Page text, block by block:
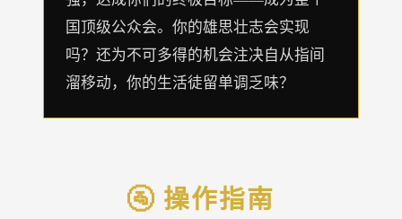
国顶级公众会。你的雄思壮志会实现
吗？还为不可多得的机会注决自从指间
溜移动，你的生活徒留单调乏味？
🚰 操作指南